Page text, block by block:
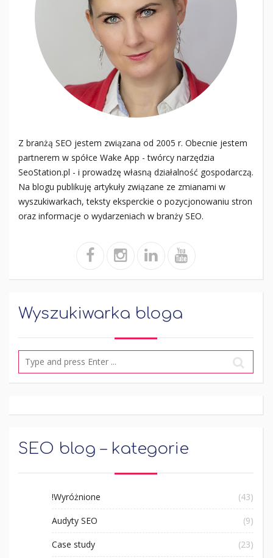
Z branżą SEO jestem związana od 2005 r. Obecnie jestem
partnerem w spółce Wake App - twórcy narzędzia
SeoStation.pl - i prowadzę własną działalność gospodarczą.
Na blogu publikuję artykuły związane ze zmianami w
wyszukiwarkach, teksty eksperckie o pozycjonowaniu stron
oraz informacje o wydarzeniach w branży SEO.
Wyszukiwarka bloga
SEO blog – kategorie
!Wyróżnione (43)
Audyty SEO (9)
Case study (23)